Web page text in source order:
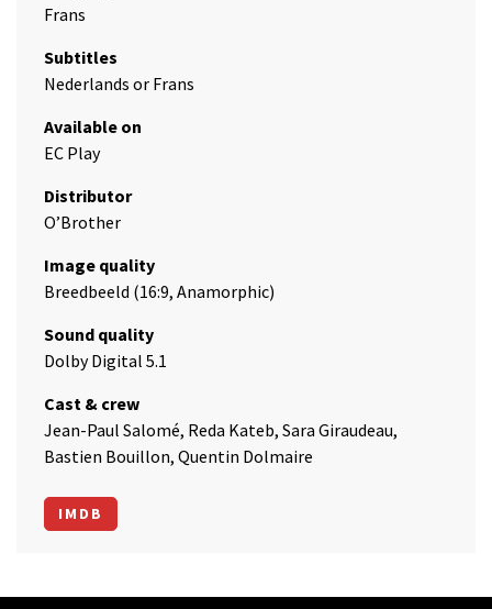
Frans
Subtitles
Nederlands or Frans
Available on
EC Play
Distributor
O’Brother
Image quality
Breedbeeld (16:9, Anamorphic)
Sound quality
Dolby Digital 5.1
Cast & crew
Jean-Paul Salomé, Reda Kateb, Sara Giraudeau,
Bastien Bouillon, Quentin Dolmaire
IMDB